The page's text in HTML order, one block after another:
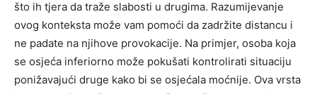
što ih tjera da traže slabosti u drugima. Razumijevanje
ovog konteksta može vam pomoći da zadržite distancu i
ne padate na njihove provokacije. Na primjer, osoba koja
se osjeća inferiorno može pokušati kontrolirati situaciju
ponižavajući druge kako bi se osjećala moćnije. Ova vrsta